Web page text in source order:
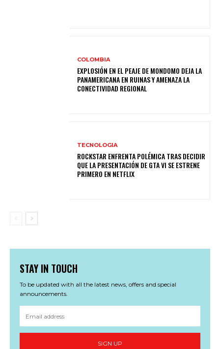
COLOMBIA
EXPLOSIÓN EN EL PEAJE DE MONDOMO DEJA LA
PANAMERICANA EN RUINAS Y AMENAZA LA
CONECTIVIDAD REGIONAL
TECNOLOGIA
ROCKSTAR ENFRENTA POLÉMICA TRAS DECIDIR
QUE LA PRESENTACIÓN DE GTA VI SE ESTRENE
PRIMERO EN NETFLIX
STAY IN TOUCH
To be updated with all the latest news, offers and special
announcements.
SIGN UP